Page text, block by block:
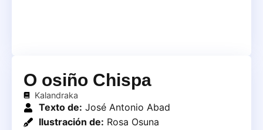
O osiño Chispa
Kalandraka
Texto de: José Antonio Abad
Ilustración de: Rosa Osuna